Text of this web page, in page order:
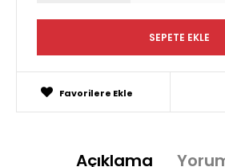
Favorilere Ekle
Açıklama